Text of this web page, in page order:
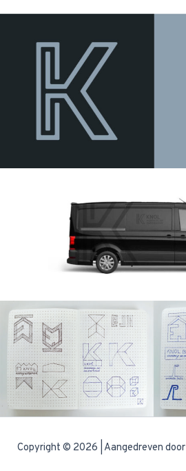
Copyright © 2026 | Aangedreven door